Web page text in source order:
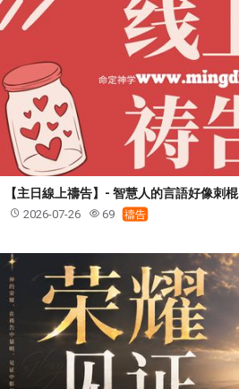
【主日線上禱告】- 智慧人的言語好像刺棍
2026-07-26 69 禱告